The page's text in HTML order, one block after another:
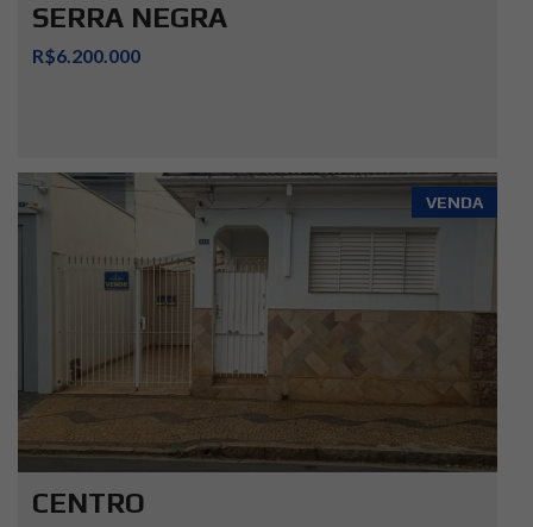
SERRA NEGRA
R$6.200.000
VENDA
CENTRO